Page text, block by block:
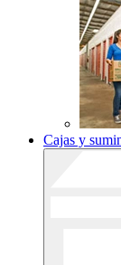
Cajas y